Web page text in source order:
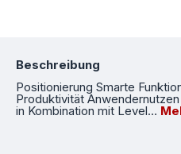
Beschreibung
Positionierung Smarte
Produktivität
in Kombination mit Level…